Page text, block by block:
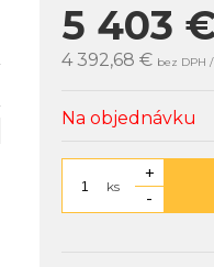
5 403
4 392,68 € bez DPH
Na objednávku
ks
+
-